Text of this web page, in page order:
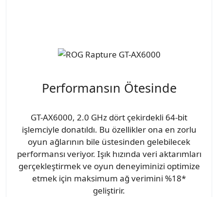
Performansın Ötesinde
GT-AX6000, 2.0 GHz dört çekirdekli 64-bit
işlemciyle donatıldı. Bu özellikler ona en zorlu
oyun ağlarının bile üstesinden gelebilecek
performansı veriyor. Işık hızında veri aktarımları
gerçekleştirmek ve oyun deneyiminizi optimize
etmek için maksimum ağ verimini %18*
geliştirir.